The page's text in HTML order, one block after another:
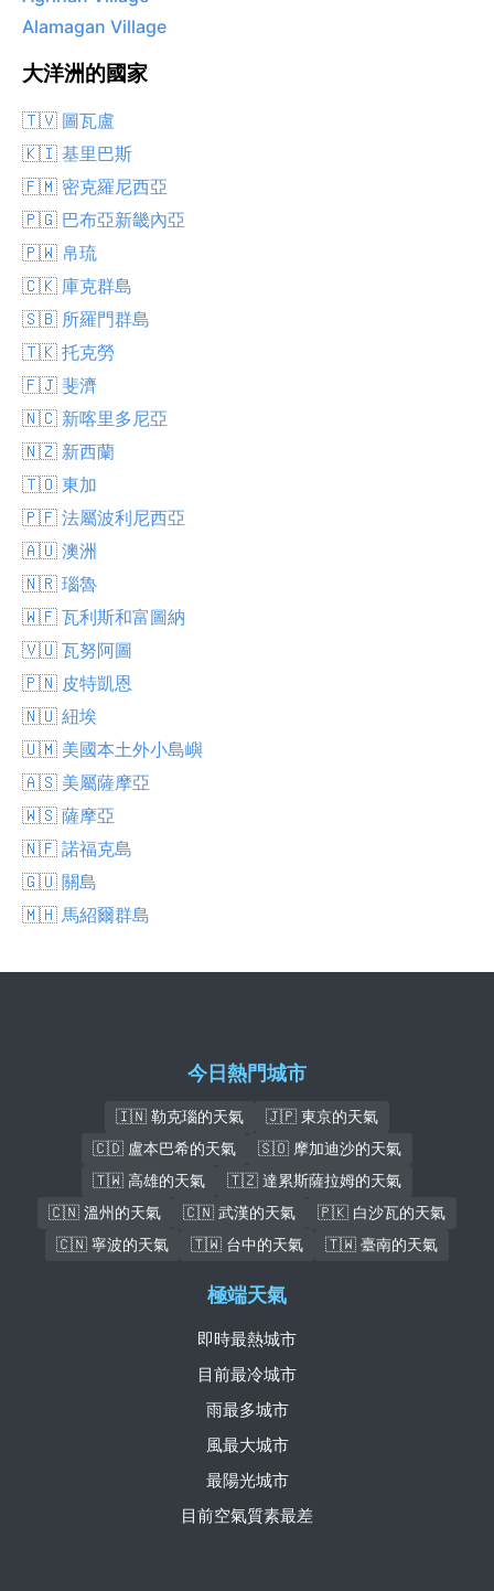
Alamagan Village
大洋洲的國家
🇹🇻 圖瓦盧
🇰🇮 基里巴斯
🇫🇲 密克羅尼西亞
🇵🇬 巴布亞新畿內亞
🇵🇼 帛琉
🇨🇰 庫克群島
🇸🇧 所羅門群島
🇹🇰 托克勞
🇫🇯 斐濟
🇳🇨 新喀里多尼亞
🇳🇿 新西蘭
🇹🇴 東加
🇵🇫 法屬波利尼西亞
🇦🇺 澳洲
🇳🇷 瑙魯
🇼🇫 瓦利斯和富圖納
🇻🇺 瓦努阿圖
🇵🇳 皮特凱恩
🇳🇺 紐埃
🇺🇲 美國本土外小島嶼
🇦🇸 美屬薩摩亞
🇼🇸 薩摩亞
🇳🇫 諾福克島
🇬🇺 關島
🇲🇭 馬紹爾群島
今日熱門城市
🇮🇳 勒克瑙的天氣
🇯🇵 東京的天氣
🇨🇩 盧本巴希的天氣
🇸🇴 摩加迪沙的天氣
🇹🇼 高雄的天氣
🇹🇿 達累斯薩拉姆的天氣
🇨🇳 溫州的天氣
🇨🇳 武漢的天氣
🇵🇰 白沙瓦的天氣
🇨🇳 寧波的天氣
🇹🇼 台中的天氣 🇹🇼 臺南的天氣
極端天氣
即時最熱城市
目前最冷城市
雨最多城市
風最大城市
最陽光城市
目前空氣質素最差